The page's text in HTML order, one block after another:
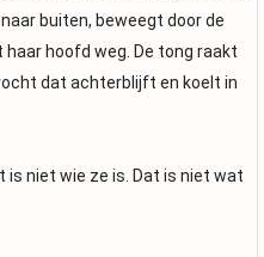
buiten, beweegt door de
hoofd weg. De tong raakt
dat achterblijft en koelt in
niet wie ze is. Dat is niet wat